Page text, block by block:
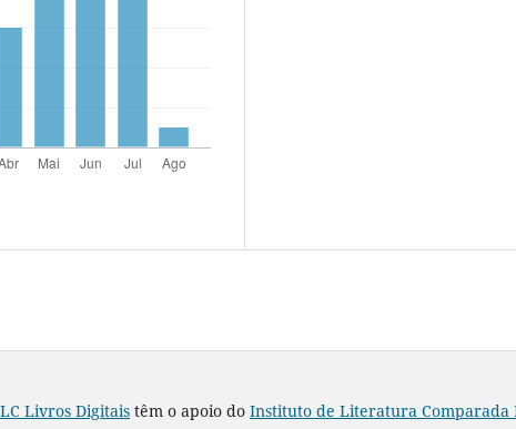
Livros Digitais têm o apoio do Instituto de Literatura Comparada